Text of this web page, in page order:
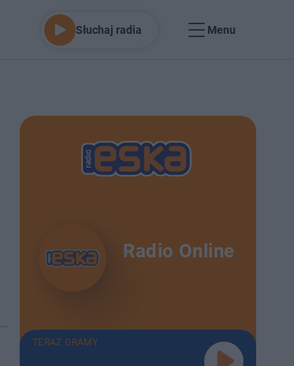
Słuchaj radia Menu
Radio Online
TERAZ GRAMY